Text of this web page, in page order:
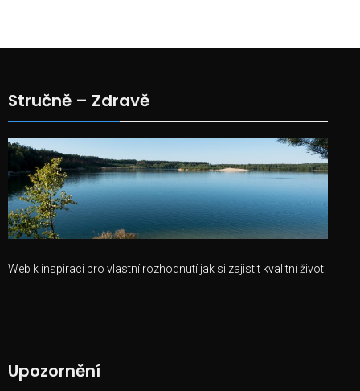
Stručně – Zdravě
Web k inspiraci pro vlastní rozhodnutí jak si zajistit kvalitní život.
Upozornění